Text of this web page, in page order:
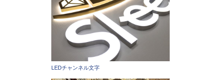
LEDチャンネル文字